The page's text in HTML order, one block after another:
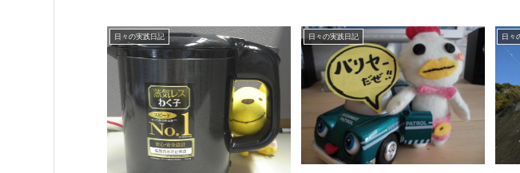
日々の実践日記 日々の実践日記 日々